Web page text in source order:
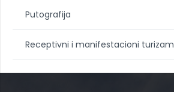
Putografija
Receptivni i manifestacioni turizam